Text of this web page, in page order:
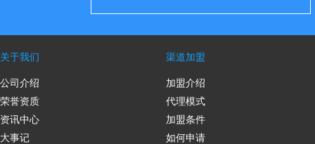
关于我们
公司介绍
荣誉资质
资讯中心
大事记
渠道加盟
加盟介绍
代理模式
加盟条件
如何申请